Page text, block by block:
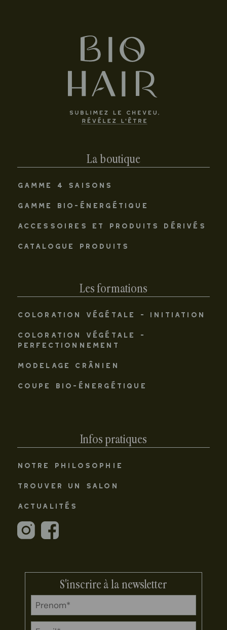
La boutique
GAMME 4 SAISONS
GAMME BIO-ÉNERGÉTIQUE
ACCESSOIRES ET PRODUITS DÉRIVÉS
CATALOGUE PRODUITS
Les formations
COLORATION VÉGÉTALE - INITIATION
COLORATION VÉGÉTALE -
PERFECTIONNEMENT
MODELAGE CRÂNIEN
COUPE BIO-ÉNERGÉTIQUE
Infos pratiques
NOTRE PHILOSOPHIE
TROUVER UN SALON
ACTUALITÉS
S'inscrire à la newsletter